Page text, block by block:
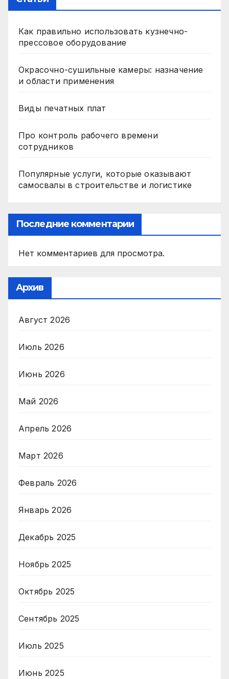
Как правильно использовать кузнечно-
прессовое оборудование
Окрасочно-сушильные камеры: назначение
и области применения
Виды печатных плат
Про контроль рабочего времени
сотрудников
Популярные услуги, которые оказывают
самосвалы в строительстве и логистике
Последние комментарии
Нет комментариев для просмотра.
Архив
Август 2026
Июль 2026
Июнь 2026
Май 2026
Апрель 2026
Март 2026
Февраль 2026
Январь 2026
Декабрь 2025
Ноябрь 2025
Октябрь 2025
Сентябрь 2025
Июль 2025
Июнь 2025